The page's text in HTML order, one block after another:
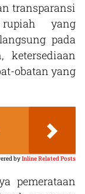
transparansi
yang
pada
ketersediaan
obatan yang
byInline Related Posts
pemerataan